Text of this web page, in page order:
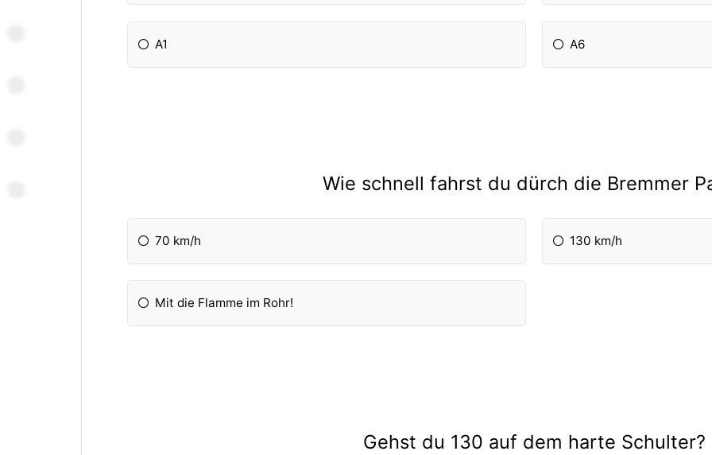
A1 A6
Wie schnell fahrst du dürch die Bremmer
70 km/h 130 km/h
Mit die Flamme im Rohr!
Gehst du 130 auf dem harte Schulter?